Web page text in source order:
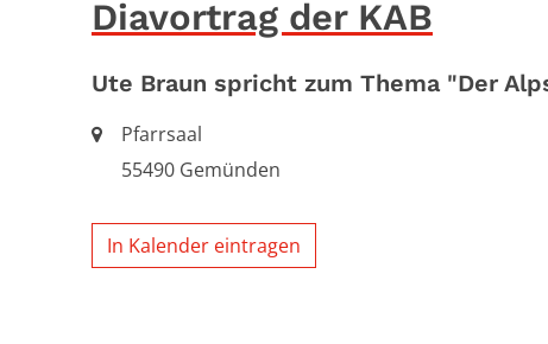
Diavortrag der KAB
Ute Braun spricht zum Thema "Der
Ort:Pfarrsaal
55490 Gemünden
In Kalender eintragen